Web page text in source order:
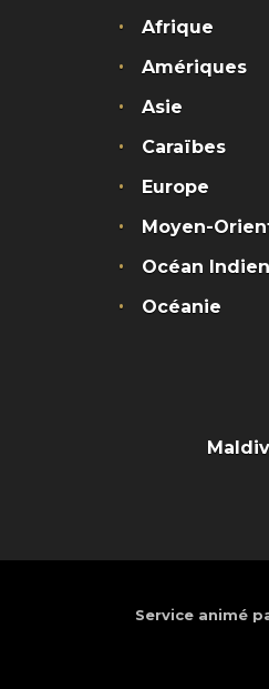
Afrique
Amériques
Asie
Caraïbes
Europe
Moyen-
Océan Indien
Océanie
Service animé